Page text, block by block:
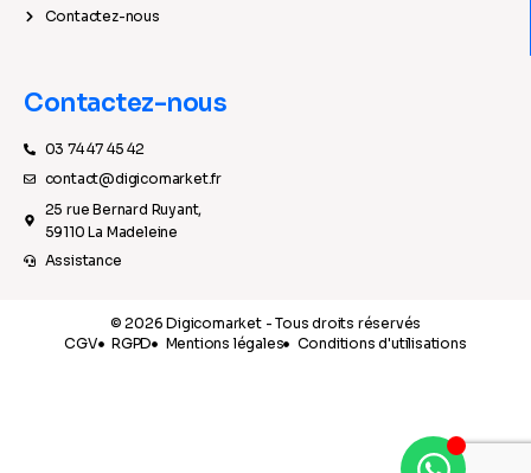
Contactez-nous
Contactez-nous
03 74 47 45 42
contact@digicomarket.fr
25 rue Bernard Ruyant,
59110 La Madeleine
Assistance
© 2026 Digicomarket - Tous droits réservés
CGV
RGPD Mentions légales Conditions d'utilisations